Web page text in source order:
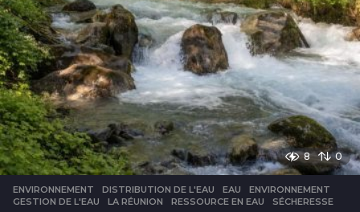
8 0
ENVIRONNEMENT DISTRIBUTION DE L'EAU ,EAU ,ENVIRONNEMENT
GESTION DE L'EAU
,LA RÉUNION ,RESSOURCE EN EAU ,SÉCHERESSE